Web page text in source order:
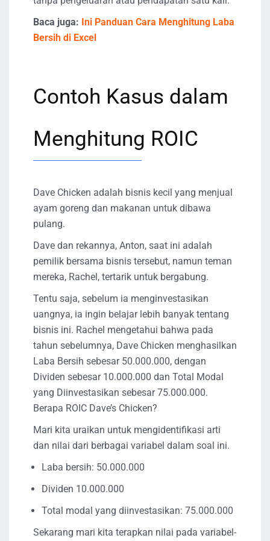
Baca juga: Ini Panduan Cara Menghitung Laba
Bersih di Excel
Contoh Kasus dalam
Menghitung ROIC
Dave Chicken adalah bisnis kecil yang menjual
ayam goreng dan makanan untuk dibawa
pulang.
Dave dan rekannya, Anton, saat ini adalah
pemilik bersama bisnis tersebut, namun teman
mereka, Rachel, tertarik untuk bergabung.
Tentu saja, sebelum ia menginvestasikan
uangnya, ia ingin belajar lebih banyak tentang
bisnis ini. Rachel mengetahui bahwa pada
tahun sebelumnya, Dave Chicken menghasilkan
Laba Bersih sebesar 50.000.000, dengan
Dividen sebesar 10.000.000 dan Total Modal
yang Diinvestasikan sebesar 75.000.000.
Berapa ROIC Dave’s Chicken?
Mari kita uraikan untuk mengidentifikasi arti
dan nilai dari berbagai variabel dalam soal ini.
Laba bersih: 50.000.000
Dividen 10.000.000
Total modal yang diinvestasikan: 75.000.000
Sekarang mari kita terapkan nilai pada variabel-